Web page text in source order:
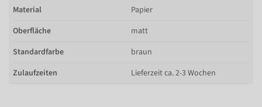
Material
Papier
Oberfläche
matt
Standardfarbe
braun
Zulaufzeiten
Lieferzeit ca. 2-3 Wochen